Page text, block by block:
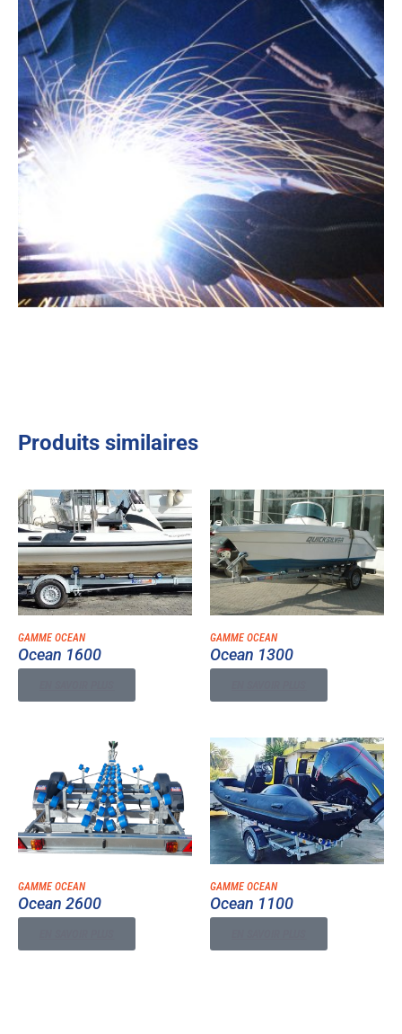
Produits similaires
GAMME OCEAN
Ocean 1600
GAMME OCEAN
Ocean 1300
GAMME OCEAN
Ocean 2600
GAMME OCEAN
Ocean 1100